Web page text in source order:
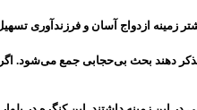
زمینه ازدواج آسان و فرزندآوری
دهند بحث بی‌حجابی جمع می‌شود.